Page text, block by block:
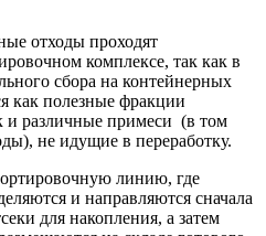
отходы проходят
комплексе, так как в
сбора на контейнерных
как полезные фракции
и различные примеси (в том
не идущие в переработку.
линию, где
и направляются сначала
для накопления, а затем